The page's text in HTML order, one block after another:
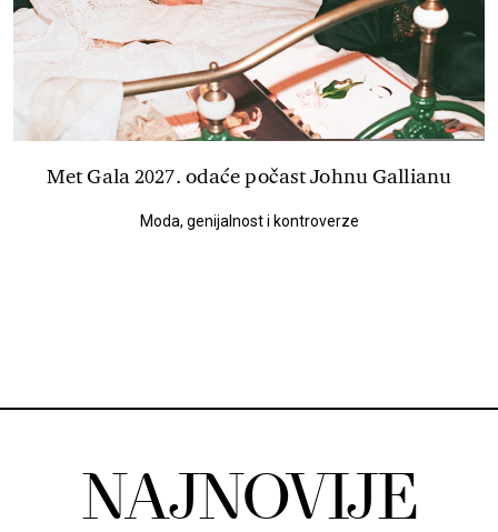
Met Gala 2027. odaće počast Johnu Gallianu
Moda, genijalnost i kontroverze
NAJNOVIJE